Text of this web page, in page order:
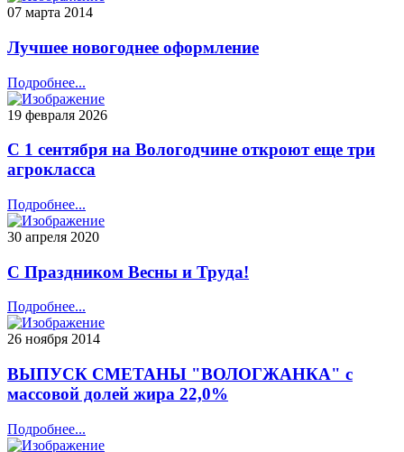
07 марта 2014
Лучшее новогоднее оформление
Подробнее...
19 февраля 2026
С 1 сентября на Вологодчине откроют еще три
агрокласса
Подробнее...
30 апреля 2020
С Праздником Весны и Труда!
Подробнее...
26 ноября 2014
ВЫПУСК СМЕТАНЫ "ВОЛОГЖАНКА" с
массовой долей жира 22,0%
Подробнее...